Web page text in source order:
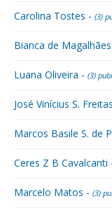
Carolina Tostes - (3)
Bianca de
Luana Oliveira - (3)
José Vinícius S.
Marcos Basile S. de
Ceres Z B Cavalcanti
Marcelo Matos - (3)